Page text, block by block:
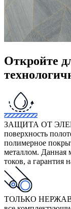
Откройте
ЗАЩИТА ОТ
поверхность
полимерное
металлом. Данная
токов, а гарантия
ТОЛЬКО